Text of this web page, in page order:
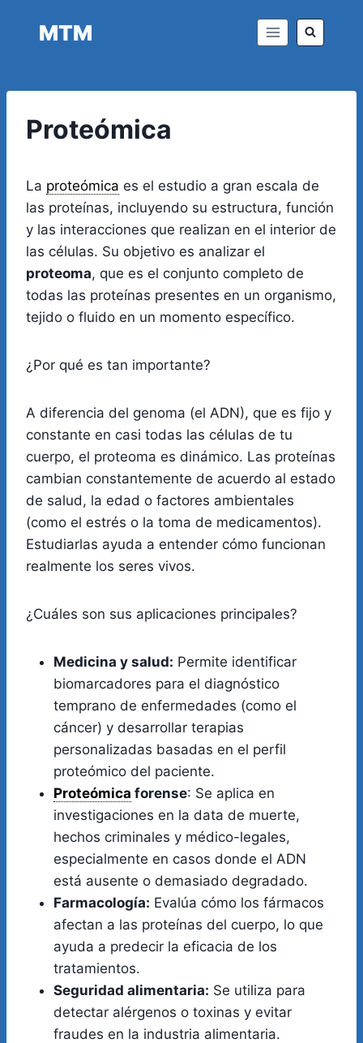
MTM
Proteómica
La proteómica es el estudio a gran escala de
las proteínas, incluyendo su estructura, función
y las interacciones que realizan en el interior de
las células. Su objetivo es analizar el
proteoma, que es el conjunto completo de
todas las proteínas presentes en un organismo,
tejido o fluido en un momento específico.
¿Por qué es tan importante?
A diferencia del genoma (el ADN), que es fijo y
constante en casi todas las células de tu
cuerpo, el proteoma es dinámico. Las proteínas
cambian constantemente de acuerdo al estado
de salud, la edad o factores ambientales
(como el estrés o la toma de medicamentos).
Estudiarlas ayuda a entender cómo funcionan
realmente los seres vivos.
¿Cuáles son sus aplicaciones principales?
Medicina y salud: Permite identificar
biomarcadores para el diagnóstico
temprano de enfermedades (como el
cáncer) y desarrollar terapias
personalizadas basadas en el perfil
proteómico del paciente.
Proteómica forense: Se aplica en
investigaciones en la data de muerte,
hechos criminales y médico-legales,
especialmente en casos donde el ADN
está ausente o demasiado degradado.
Farmacología: Evalúa cómo los fármacos
afectan a las proteínas del cuerpo, lo que
ayuda a predecir la eficacia de los
tratamientos.
Seguridad alimentaria: Se utiliza para
detectar alérgenos o toxinas y evitar
fraudes en la industria alimentaria.